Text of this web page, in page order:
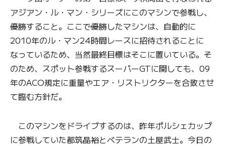
アジアン・ル・マン・シリーズにこのマシンで参戦し、
優勝すること。ここで優勝したマシンは、自動的に
2010年のル・マン24時間レースに招待されることに
なっているため、当然最終目標はそこに置いている。そ
のため、スポット参戦するスーパーGTに関しても、09
年のACO規定に重量やエア・リストリクターを合致させ
て臨む方針だ。
このマシンをドライブするのは、昨年ポルシェカップ
に参戦していた都筑晶裕とベテランの土屋武士。今日の